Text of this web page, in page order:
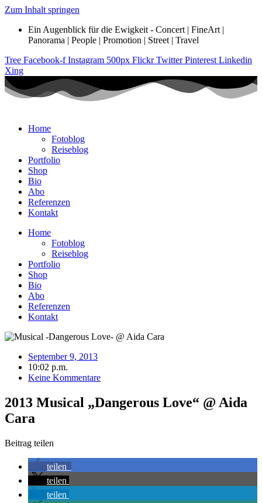
Zum Inhalt springen
Ein Augenblick für die Ewigkeit - Concert | FineArt |
Panorama | People | Promotion | Street | Travel
Tree Facebook-f Instagram 500px Flickr Twitter Pinterest Linkedin
Xing
Home
Fotoblog
Reiseblog
Portfolio
Shop
Bio
Abo
Referenzen
Kontakt
Home
Fotoblog
Reiseblog
Portfolio
Shop
Bio
Abo
Referenzen
Kontakt
September 9, 2013
10:02 p.m.
Keine Kommentare
2013 Musical „Dangerous Love“ @ Aida
Cara
Beitrag teilen
teilen
teilen
teilen